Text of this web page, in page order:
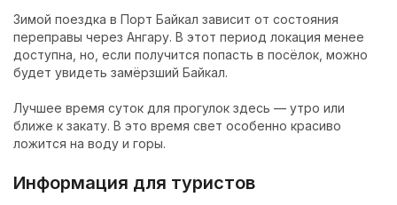
Зимой поездка в Порт Байкал зависит от состояния
переправы через Ангару. В этот период локация менее
доступна, но, если получится попасть в посёлок, можно
будет увидеть замёрзший Байкал.
Лучшее время суток для прогулок здесь — утро или
ближе к закату. В это время свет особенно красиво
ложится на воду и горы.
Информация для туристов